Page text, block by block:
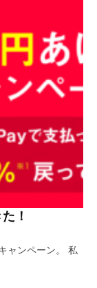
！
ャンペーン。 私